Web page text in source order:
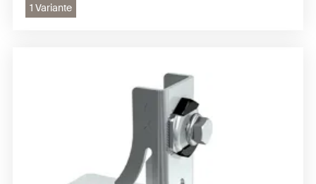
1 Variante